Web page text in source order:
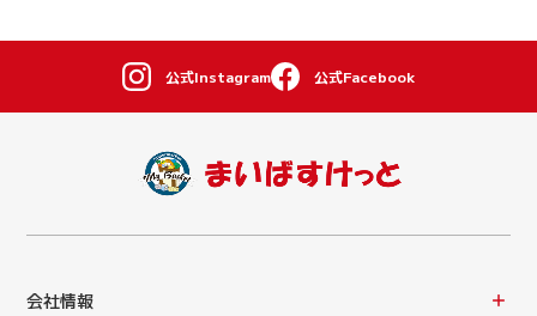
公式Instagram 公式Facebook
会社情報